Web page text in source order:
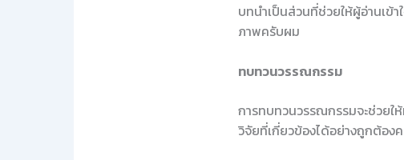
บทนำเป็นส่วนที่ช่วยให้ผู้อ่านเข้
ภาพครับผม
ทบทวนวรรณกรรม
การทบทวนวรรณกรรมจะช่วยให้
วิจัยที่เกี่ยวข้องได้อย่างถูกต้อง